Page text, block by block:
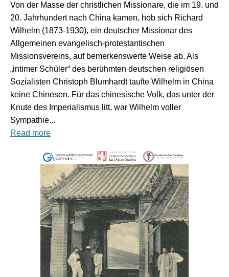
Von der Masse der christlichen Missionare, die im 19. und
20. Jahrhundert nach China kamen, hob sich Richard
Wilhelm (1873-1930), ein deutscher Missionar des
Allgemeinen evangelisch-protestantischen
Missionsvereins, auf bemerkenswerte Weise ab. Als
„intimer Schüler“ des berühmten deutschen religiösen
Sozialisten Christoph Blumhardt taufte Wilhelm in China
keine Chinesen. Für das chinesische Volk, das unter der
Knute des Imperialismus litt, war Wilhelm voller
Sympathie...
Read more